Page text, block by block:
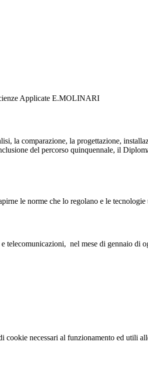
Applicate E.MOLINARI
la comparazione, la progettazione,
del percorso quinquennale, il
le norme che lo regolano e le tecnologie
telecomunicazioni, nel mese di gennaio di
necessari al funzionamento ed utili